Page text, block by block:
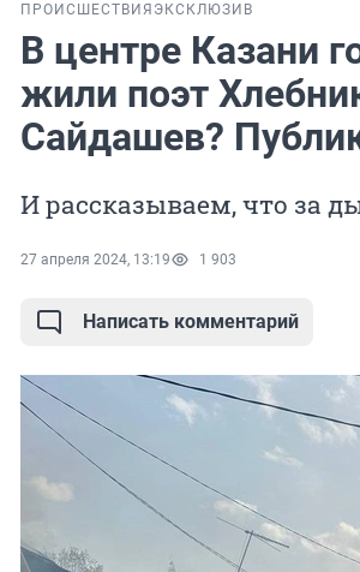
ПРОИСШЕСТВИЯ ЭКСКЛЮЗИВ
В центре Казани
жили поэт
Сайдашев?
И рассказываем, что за
27 апреля 2024, 13:19 1 903
Написать комментарий